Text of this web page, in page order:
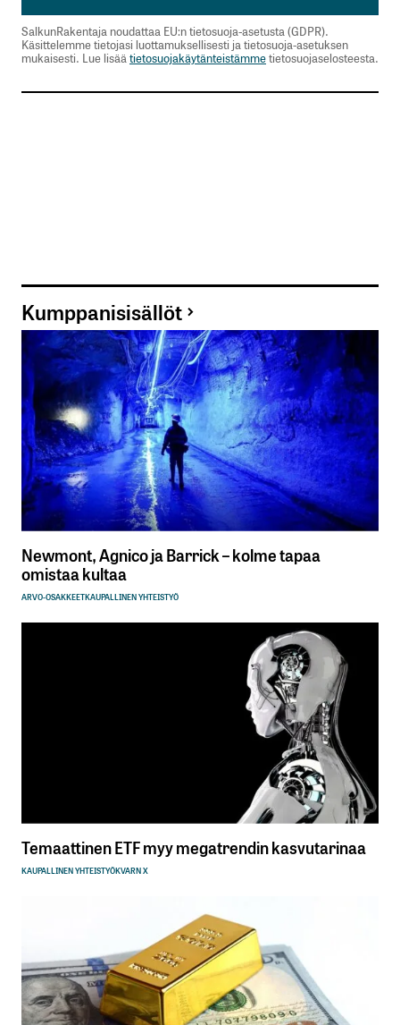
kentät on merkitty*
Kommentti*
Tilaa SalkunRakentajan uutiskirje
Lähetä kommentti
SalkunRakentaja noudattaa EU:n tietosuoja-asetusta (GDPR).
Käsittelemme tietojasi luottamuksellisesti ja tietosuoja-asetuksen
mukaisesti. Lue lisää tietosuojakäytänteistämmetietosuojaselosteesta.
Kumppanisisällöt
Newmont, Agnico ja Barrick – kolme tapaa
omistaa kultaa
ARVO-OSAKKEETKAUPALLINEN YHTEISTYÖ
Temaattinen ETF myy megatrendin kasvutarinaa
KAUPALLINEN YHTEISTYÖKVARN X